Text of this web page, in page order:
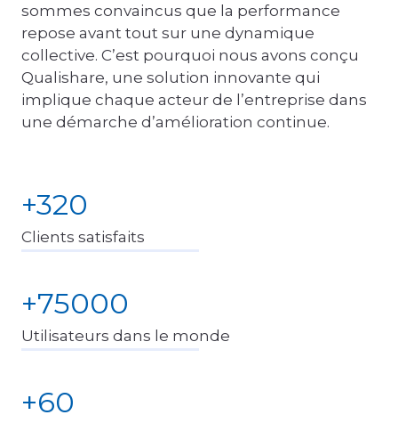
sommes convaincus que la performance
repose avant tout sur une dynamique
collective. C’est pourquoi nous avons conçu
Qualishare, une solution innovante qui
implique chaque acteur de l’entreprise dans
une démarche d’amélioration continue.
3
2
+320
Clients satisfaits
7
5
0
+75000
Utilisateurs dans le monde
6
+60